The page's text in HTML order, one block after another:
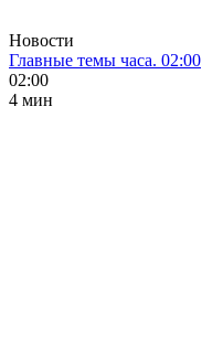
Новости
Главные темы часа. 02:00
02:00
4 мин